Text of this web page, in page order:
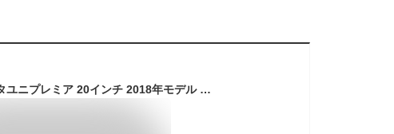
ブリヂストン アシスタユニプレミア 20インチ 2018年モデル 電動アシスト自転車 ママチャリ A2PC38